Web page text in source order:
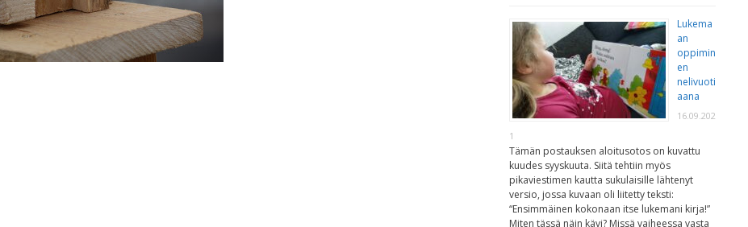
Lukema
an
oppimin
en
nelivuoti
aana
16.09.202
1
Tämän postauksen aloitusotos on kuvattu
kuudes syyskuuta. Siitä tehtiin myös
pikaviestimen kautta sukulaisille lähtenyt
versio, jossa kuvaan oli liitetty teksti:
“Ensimmäinen kokonaan itse lukemani kirja!”
Miten tässä näin kävi? Missä vaiheessa vasta